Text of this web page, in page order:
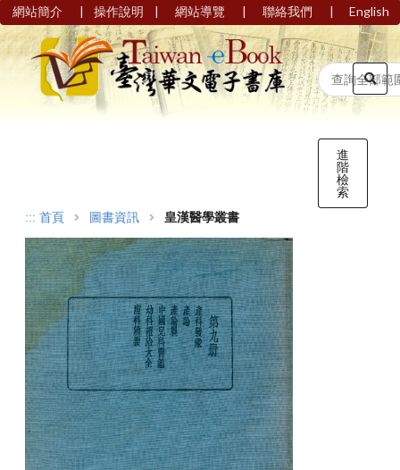
網站簡介 | 操作說明 | 網站導覽 | 聯絡我們 | English
進
階
檢
索
::: 首頁 圖書資訊 皇漢醫學叢書